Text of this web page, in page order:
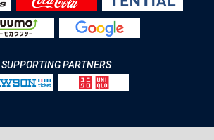
SUPPORTING PARTNERS